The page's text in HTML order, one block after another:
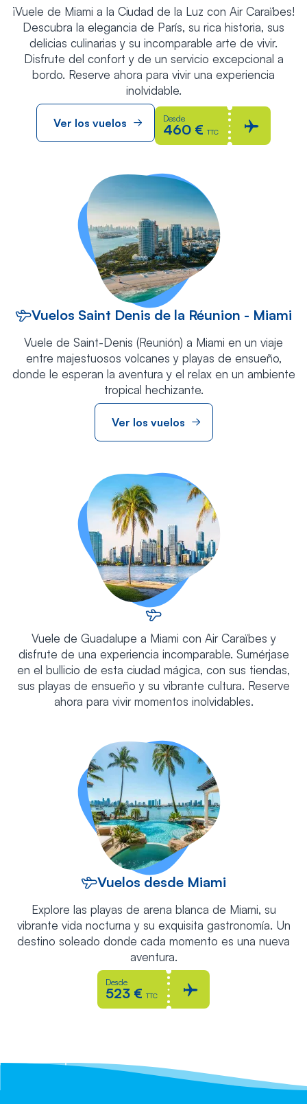
¡Vuele de Miami a la Ciudad de la Luz con Air Caraïbes!
Descubra la elegancia de París, su rica historia, sus
delicias culinarias y su incomparable arte de vivir.
Disfrute del confort y de un servicio excepcional a
bordo. Reserve ahora para vivir una experiencia
inolvidable.
Ver los vuelos Desde
460 € TTC
Vuelos Saint Denis de la Réunion - Miami
Vuele de Saint-Denis (Reunión) a Miami en un viaje
entre majestuosos volcanes y playas de ensueño,
donde le esperan la aventura y el relax en un ambiente
tropical hechizante.
Ver los vuelos
Vuele de Guadalupe a Miami con Air Caraïbes y
disfrute de una experiencia incomparable. Sumérjase
en el bullicio de esta ciudad mágica, con sus tiendas,
sus playas de ensueño y su vibrante cultura. Reserve
ahora para vivir momentos inolvidables.
Vuelos desde Miami
Explore las playas de arena blanca de Miami, su
vibrante vida nocturna y su exquisita gastronomía. Un
destino soleado donde cada momento es una nueva
aventura.
Desde
523 € TTC